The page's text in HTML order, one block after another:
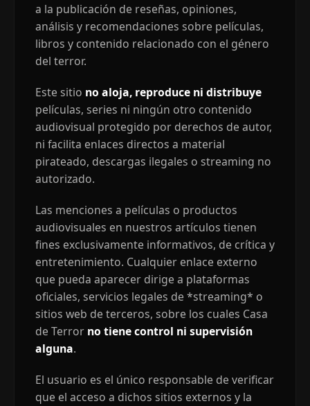
a la publicación de reseñas, opiniones,
análisis y recomendaciones sobre películas,
libros y contenido relacionado con el género
del terror.
Este sitio no aloja, reproduce ni distribuye
películas, series ni ningún otro contenido
audiovisual protegido por derechos de autor,
ni facilita enlaces directos a material
pirateado, descargas ilegales o streaming no
autorizado.
Las menciones a películas o productos
audiovisuales en nuestros artículos tienen
fines exclusivamente informativos, de crítica y
entretenimiento. Cualquier enlace externo
que pueda aparecer dirige a plataformas
oficiales, servicios legales de *streaming* o
sitios web de terceros, sobre los cuales Casa
de Terror no tiene control ni supervisión
alguna.
El usuario es el único responsable de verificar
que el acceso a dichos sitios externos y la